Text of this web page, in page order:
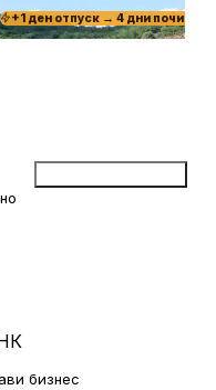
+1 ден отпуск → 4 дни почивка
бизнес